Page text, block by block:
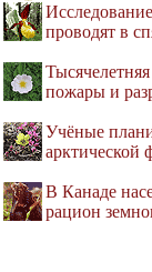
проводят в
пожары и
Учёные
арктической
В Канаде
рацион